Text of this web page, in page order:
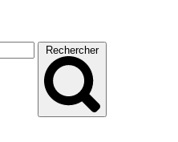
Rechercher